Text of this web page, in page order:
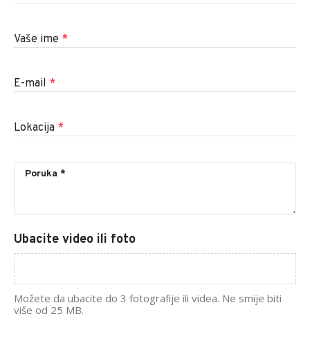
Vaše ime *
E-mail *
Lokacija *
Ubacite video ili foto
Možete da ubacite do 3 fotografije ili videa. Ne smije biti
više od 25 MB.